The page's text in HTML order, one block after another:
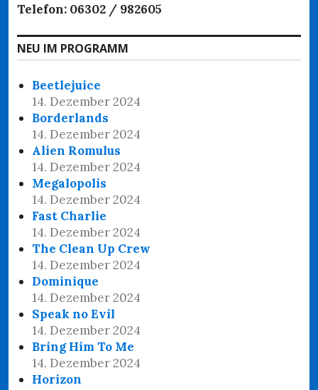
Telefon: 06302 / 982605
NEU IM PROGRAMM
Beetlejuice
14. Dezember 2024
Borderlands
14. Dezember 2024
Alien Romulus
14. Dezember 2024
Megalopolis
14. Dezember 2024
Fast Charlie
14. Dezember 2024
The Clean Up Crew
14. Dezember 2024
Dominique
14. Dezember 2024
Speak no Evil
14. Dezember 2024
Bring Him To Me
14. Dezember 2024
Horizon